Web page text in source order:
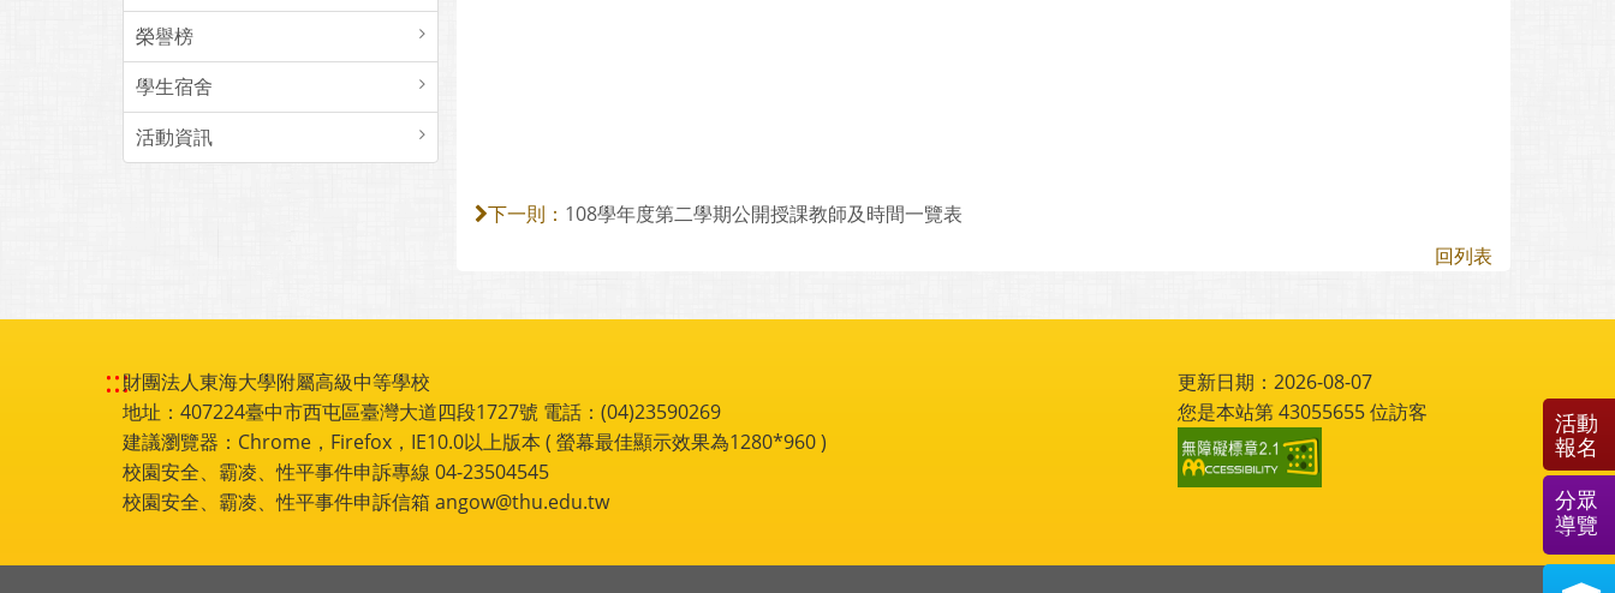
榮譽榜
學生宿舍
活動資訊
下一則： 108學年度第二學期公開授課教師及時間一覽表
回列表
:::財團法人東海大學附屬高級中等學校
地址：407224臺中市西屯區臺灣大道四段1727號 電話：(04)23590269
建議瀏覽器：Chrome，Firefox，IE10.0以上版本 ( 螢幕最佳顯示效果為1280*960 )
校園安全、霸凌、性平事件申訴專線 04-23504545
校園安全、霸凌、性平事件申訴信箱 angow@thu.edu.tw
更新日期：2026-08-07
您是本站第43055655位訪客
活動
報名
分眾
導覽